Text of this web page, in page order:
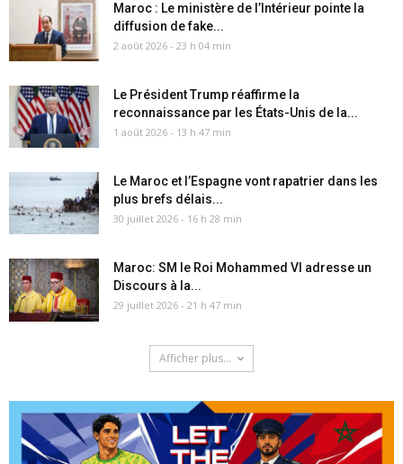
Maroc : Le ministère de l’Intérieur pointe la
diffusion de fake...
2 août 2026 - 23 h 04 min
Le Président Trump réaffirme la
reconnaissance par les États-Unis de la...
1 août 2026 - 13 h 47 min
Le Maroc et l’Espagne vont rapatrier dans les
plus brefs délais...
30 juillet 2026 - 16 h 28 min
Maroc: SM le Roi Mohammed VI adresse un
Discours à la...
29 juillet 2026 - 21 h 47 min
Afficher plus...